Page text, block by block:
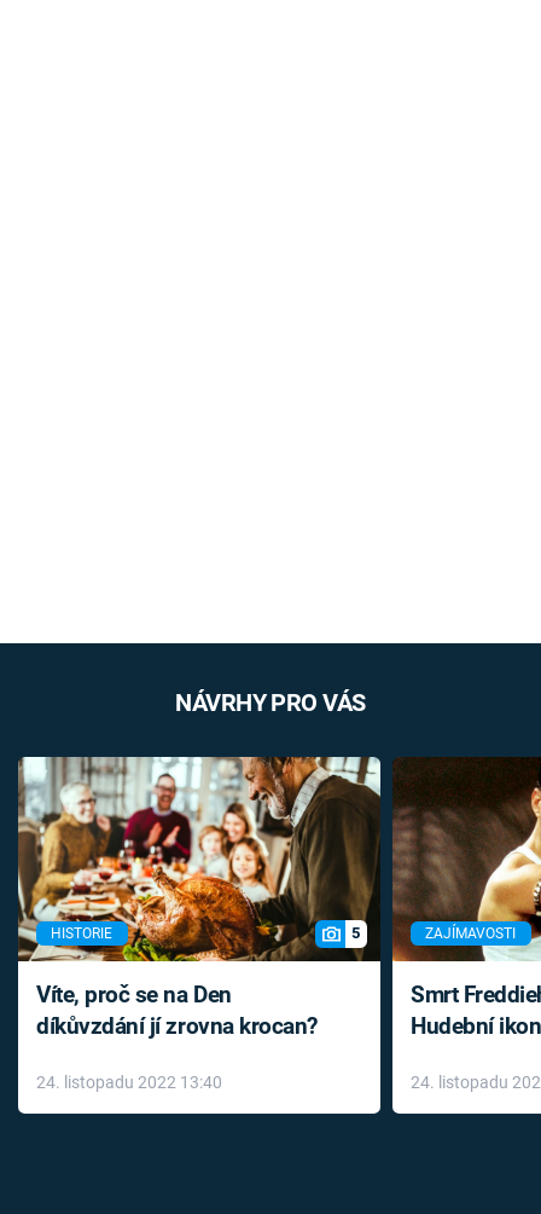
NÁVRHY PRO VÁS
HISTORIE 5
Víte, proč se na Den
díkůvzdání jí zrovna krocan?
24. listopadu 2022 13:40
ZAJÍMAVOSTI
Smrt
Hudební
léky
24. listopadu